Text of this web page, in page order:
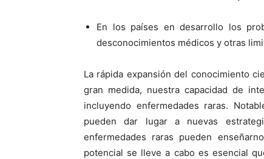
En los países en desarrollo los
desconocimientos médicos y otras
La rápida expansión del conocimiento
gran medida, nuestra capacidad de
incluyendo enfermedades raras.
pueden dar lugar a nuevas
enfermedades raras pueden
potencial se lleve a cabo es esencial